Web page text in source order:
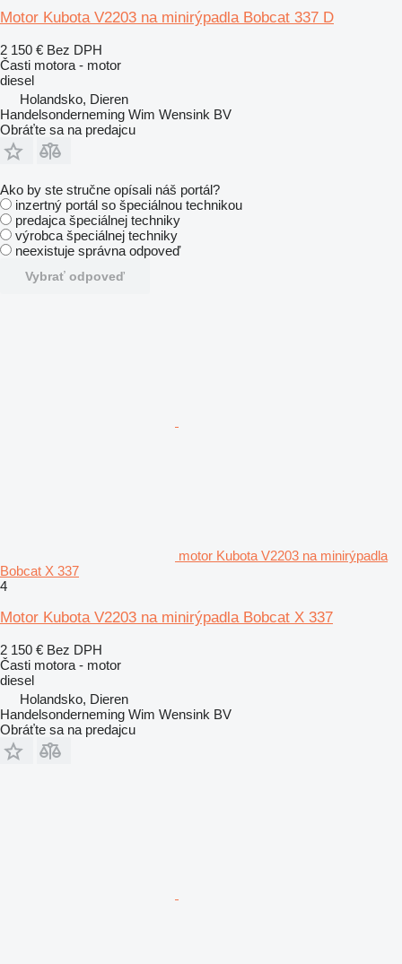
Motor Kubota V2203 na minirýpadla Bobcat 337 D
2 150 € Bez DPH
Časti motora - motor
diesel
Holandsko, Dieren
Handelsonderneming Wim Wensink BV
Obráťte sa na predajcu
Ako by ste stručne opísali náš portál?
inzertný portál so špeciálnou technikou
predajca špeciálnej techniky
výrobca špeciálnej techniky
neexistuje správna odpoveď
Vybrať odpoveď
motor Kubota V2203 na minirýpadla
Bobcat X 337
4
Motor Kubota V2203 na minirýpadla Bobcat X 337
2 150 € Bez DPH
Časti motora - motor
diesel
Holandsko, Dieren
Handelsonderneming Wim Wensink BV
Obráťte sa na predajcu